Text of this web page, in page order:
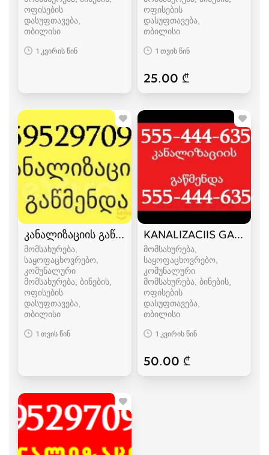
ოფისების
დასუფთავება
თბილისი
1 კვირის წინ
ოფისების
დასუფთავება
თბილისი
1 თვის წინ
25.00 ₾
კანალიზაციის გაწმენდა ბინებში ოფისებში
მომსახურება,
საყოფაცხოვრებო,
კომუნალური
მომსახურება, ბინების,
ოფისების
დასუფთავება
თბილისი
1 თვის წინ
KANALIZACIIS
მომსახურება,
საყოფაცხოვრებო,
კომუნალური
მომსახურება, ბინების,
ოფისების
დასუფთავება
თბილისი
1 კვირის წინ
50.00 ₾